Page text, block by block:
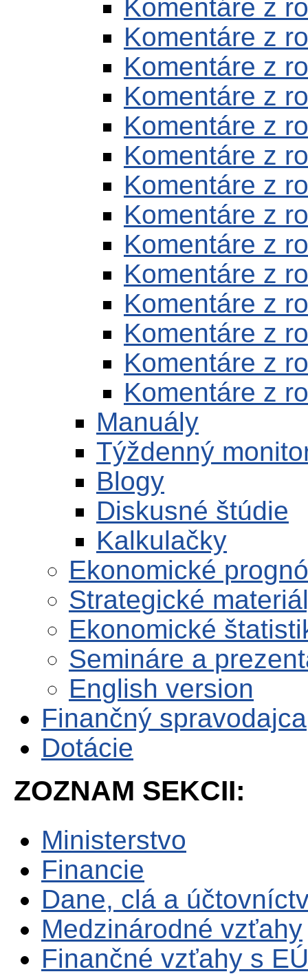
Komentáre z
Komentáre z
Komentáre z
Komentáre z
Komentáre z
Komentáre z
Komentáre z
Komentáre z
Komentáre z
Komentáre z
Komentáre z
Komentáre z
Komentáre z
Komentáre z
Manuály
Týždenný
Blogy
Diskusné štúdie
Kalkulačky
Ekonomické
Strategické
Ekonomické
Semináre a
English version
Finančný spravodajca
Dotácie
ZOZNAM SEKCII:
Ministerstvo
Financie
Dane, clá a
Medzinárodné vzťahy
Finančné vzťahy s EÚ